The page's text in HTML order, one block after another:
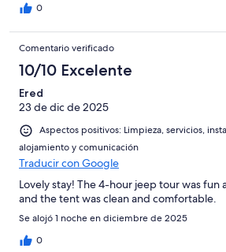
0
Comentario verificado
10/10 Excelente
Ered
23 de dic de 2025
Aspectos positivos: Limpieza, servicios,
alojamiento y comunicación
Traducir con Google
Lovely stay! The 4-hour jeep tour was fun
and the tent was clean and comfortable.
Se alojó 1 noche en diciembre de 2025
0